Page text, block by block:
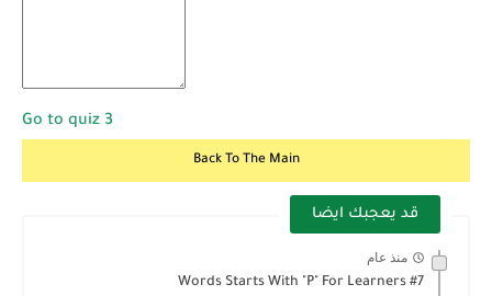
Go to quiz 3
Back To The Main
قد يعجبك ايضا
منذ عام
Words Starts With "P" For Learners #7